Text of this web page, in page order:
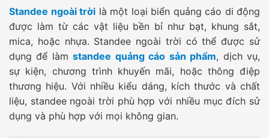
Standee ngoài trời là một loại biển quảng cáo di động
được làm từ các vật liệu bền bỉ như bạt, khung sắt,
mica, hoặc nhựa. Standee ngoài trời có thể được sử
dụng để làmstandee quảng cáo sản phẩm, dịch vụ,
sự kiện, chương trình khuyến mãi, hoặc thông điệp
thương hiệu. Với nhiều kiểu dáng, kích thước và chất
liệu, standee ngoài trời phù hợp với nhiều mục đích sử
dụng và phù hợp với mọi không gian.